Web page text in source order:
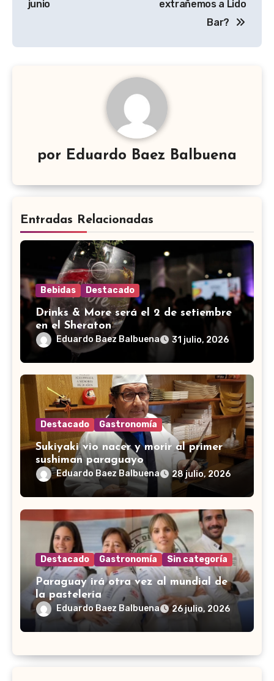
entradas
junio
extrañemos a Lido
Bar?
por Eduardo Baez Balbuena
Entradas Relacionadas
Bebidas Destacado
Drinks & More será el 2 de setiembre
en el Sheraton
Eduardo Baez Balbuena 31 julio, 2026
Destacado Gastronomía
Sukiyaki vio nacer y morir al primer
sushiman paraguayo
Eduardo Baez Balbuena 28 julio, 2026
Destacado Gastronomía Sin categoría
Paraguay irá otra vez al mundial de
la pastelería
Eduardo Baez Balbuena 26 julio, 2026